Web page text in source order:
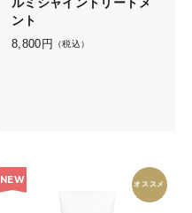
ント
8,800 円 （税込）
NEW オススメ